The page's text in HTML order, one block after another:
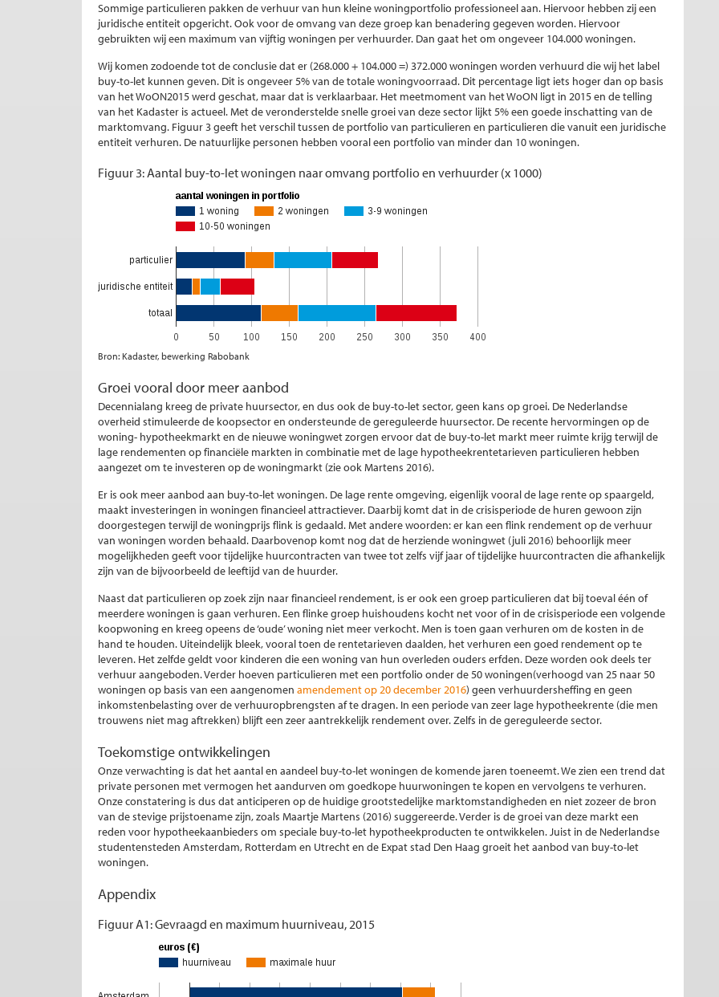
Sommige particulieren pakken de verhuur van hun kleine woningportfolio professioneel aan. Hiervoor hebben zij een
juridische entiteit opgericht. Ook voor de omvang van deze groep kan benadering gegeven worden. Hiervoor
gebruikten wij een maximum van vijftig woningen per verhuurder. Dan gaat het om ongeveer 104.000 woningen.
Wij komen zodoende tot de conclusie dat er (268.000 + 104.000 =) 372.000 woningen worden verhuurd die wij het label
buy-to-let kunnen geven. Dit is ongeveer 5% van de totale woningvoorraad. Dit percentage ligt iets hoger dan op basis
van het WoON2015 werd geschat, maar dat is verklaarbaar. Het meetmoment van het WoON ligt in 2015 en de telling
van het Kadaster is actueel. Met de veronderstelde snelle groei van deze sector lijkt 5% een goede inschatting van de
marktomvang. Figuur 3 geeft het verschil tussen de portfolio van particulieren en particulieren die vanuit een juridische
entiteit verhuren. De natuurlijke personen hebben vooral een portfolio van minder dan 10 woningen.
Figuur 3: Aantal buy-to-let woningen naar omvang portfolio en verhuurder (x 1000)
Bron: Kadaster, bewerking Rabobank
Groei vooral door meer aanbod
Decennialang kreeg de private huursector, en dus ook de buy-to-let sector, geen kans op groei. De Nederlandse
overheid stimuleerde de koopsector en ondersteunde de gereguleerde huursector. De recente hervormingen op de
woning- hypotheekmarkt en de nieuwe woningwet zorgen ervoor dat de buy-to-let markt meer ruimte krijg terwijl de
lage rendementen op financiële markten in combinatie met de lage hypotheekrentetarieven particulieren hebben
aangezet om te investeren op de woningmarkt (zie ook Martens 2016).
Er is ook meer aanbod aan buy-to-let woningen. De lage rente omgeving, eigenlijk vooral de lage rente op spaargeld,
maakt investeringen in woningen financieel attractiever. Daarbij komt dat in de crisisperiode de huren gewoon zijn
doorgestegen terwijl de woningprijs flink is gedaald. Met andere woorden: er kan een flink rendement op de verhuur
van woningen worden behaald. Daarbovenop komt nog dat de herziende woningwet (juli 2016) behoorlijk meer
mogelijkheden geeft voor tijdelijke huurcontracten van twee tot zelfs vijf jaar of tijdelijke huurcontracten die afhankelijk
zijn van de bijvoorbeeld de leeftijd van de huurder.
Naast dat particulieren op zoek zijn naar financieel rendement, is er ook een groep particulieren dat bij toeval één of
meerdere woningen is gaan verhuren. Een flinke groep huishoudens kocht net voor of in de crisisperiode een volgende
koopwoning en kreeg opeens de ‘oude’ woning niet meer verkocht. Men is toen gaan verhuren om de kosten in de
hand te houden. Uiteindelijk bleek, vooral toen de rentetarieven daalden, het verhuren een goed rendement op te
leveren. Het zelfde geldt voor kinderen die een woning van hun overleden ouders erfden. Deze worden ook deels ter
verhuur aangeboden. Verder hoeven particulieren met een portfolio onder de 50 woningen(verhoogd van 25 naar 50
woningen op basis van een aangenomen amendement op 20 december 2016) geen verhuurdersheffing en geen
inkomstenbelasting over de verhuuropbrengsten af te dragen. In een periode van zeer lage hypotheekrente (die men
trouwens niet mag aftrekken) blijft een zeer aantrekkelijk rendement over. Zelfs in de gereguleerde sector.
Toekomstige ontwikkelingen
Onze verwachting is dat het aantal en aandeel buy-to-let woningen de komende jaren toeneemt. We zien een trend dat
private personen met vermogen het aandurven om goedkope huurwoningen te kopen en vervolgens te verhuren.
Onze constatering is dus dat anticiperen op de huidige grootstedelijke marktomstandigheden en niet zozeer de bron
van de stevige prijstoename zijn, zoals Maartje Martens (2016) suggereerde. Verder is de groei van deze markt een
reden voor hypotheekaanbieders om speciale buy-to-let hypotheekproducten te ontwikkelen. Juist in de Nederlandse
studentensteden Amsterdam, Rotterdam en Utrecht en de Expat stad Den Haag groeit het aanbod van buy-to-let
woningen.
Appendix
Figuur A1: Gevraagd en maximum huurniveau, 2015